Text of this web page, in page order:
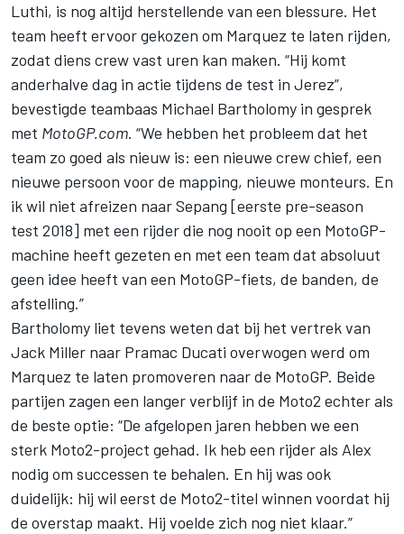
Luthi, is nog altijd herstellende van een blessure. Het
team heeft ervoor gekozen om Marquez te laten rijden,
zodat diens crew vast uren kan maken. “Hij komt
anderhalve dag in actie tijdens de test in Jerez”,
bevestigde teambaas Michael Bartholomy in gesprek
met MotoGP.com. “We hebben het probleem dat het
team zo goed als nieuw is: een nieuwe crew chief, een
nieuwe persoon voor de mapping, nieuwe monteurs. En
ik wil niet afreizen naar Sepang [eerste pre-season
test 2018] met een rijder die nog nooit op een MotoGP-
machine heeft gezeten en met een team dat absoluut
geen idee heeft van een MotoGP-fiets, de banden, de
afstelling.”
Bartholomy liet tevens weten dat bij het vertrek van
Jack Miller naar Pramac Ducati overwogen werd om
Marquez te laten promoveren naar de MotoGP. Beide
partijen zagen een langer verblijf in de Moto2 echter als
de beste optie: “De afgelopen jaren hebben we een
sterk Moto2-project gehad. Ik heb een rijder als Alex
nodig om successen te behalen. En hij was ook
duidelijk: hij wil eerst de Moto2-titel winnen voordat hij
de overstap maakt. Hij voelde zich nog niet klaar.”